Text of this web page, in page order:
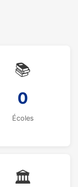
📚
0
Écoles
🏛️